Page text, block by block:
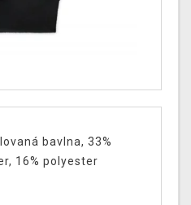
bavlna, 33%
16% polyester